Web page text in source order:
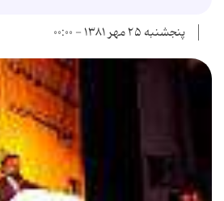
پنجشنبه ۲۵ مهر ۱۳۸۱ - ۰۰:۰۰